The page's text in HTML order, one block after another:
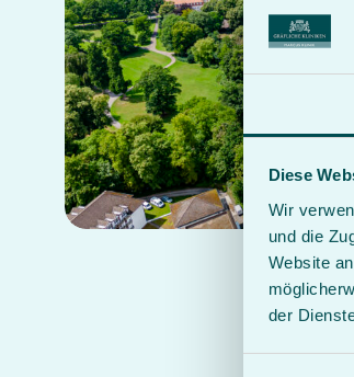
Diese
Wir
und die
Website
der